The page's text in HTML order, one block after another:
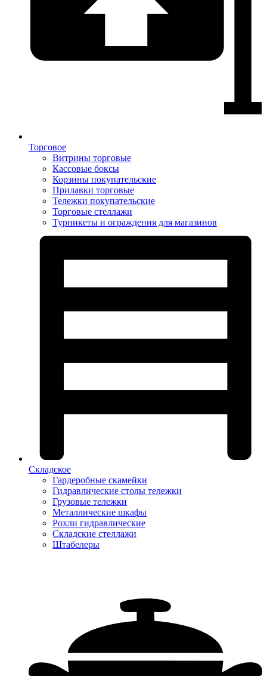
Торговое
Витрины торговые
Кассовые боксы
Корзины покупательские
Прилавки торговые
Тележки покупательские
Торговые стеллажи
Турникеты и ограждения для магазинов
Складское
Гардеробные скамейки
Гидравлические столы тележки
Грузовые тележки
Металлические шкафы
Рохли гидравлические
Складские стеллажи
Штабелеры